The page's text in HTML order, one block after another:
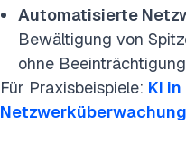
Automatisierte
Bewältigung von
ohne
Für Praxisbeispiele: KI
Netzwerküberwachung